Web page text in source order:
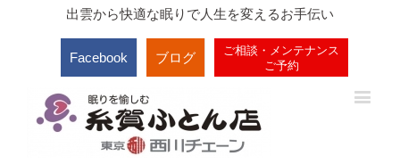
出雲から快適な眠りで人生を変えるお手伝い
Facebook ブログ
ご相談・メンテナンス
ご予約